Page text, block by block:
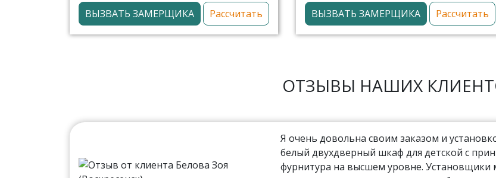
ВЫЗВАТЬ ЗАМЕРЩИКА Рассчитать ВЫЗВАТЬ ЗАМЕРЩИКА Рассчитать
ОТЗЫВЫ НАШИХ
Я очень довольна своим заказом и
белый двухдверный шкаф для детской с
фурнитура на высшем уровне.